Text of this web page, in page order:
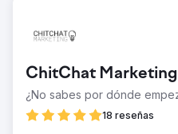
ChitChat
¿No sabes por dónde
18 reseñas